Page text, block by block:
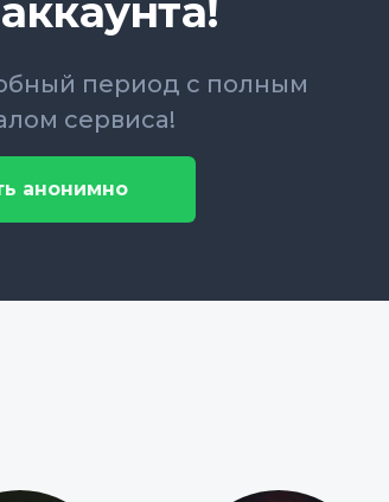
период с полным
сервиса!
анонимно